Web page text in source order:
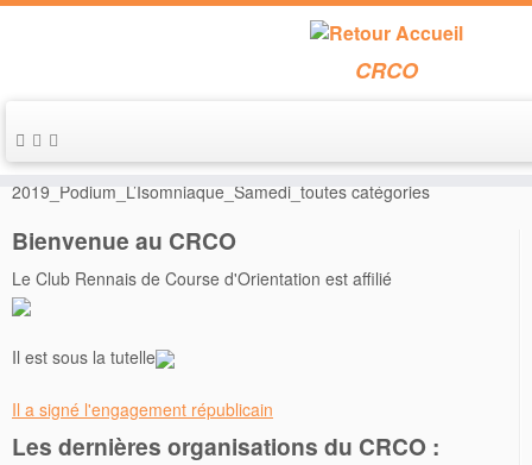
Passer
au
contenu
CRCO
Accueil » Noct’O Rennaise
2019_Podium_L’Isomniaque_Samedi_toutes catégories
Bienvenue au CRCO
Le Club Rennais de Course d'Orientation est affilié
Il est sous la tutelle
Il a signé l'engagement républicain
Les dernières organisations du CRCO :